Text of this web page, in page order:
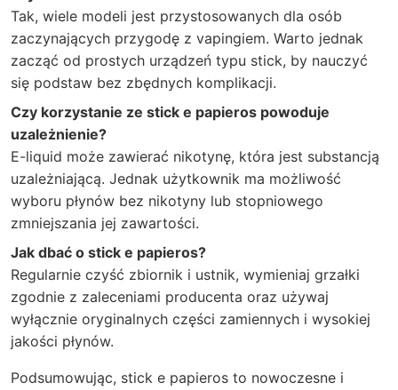
Tak, wiele modeli jest przystosowanych dla osób
zaczynających przygodę z vapingiem. Warto jednak
zacząć od prostych urządzeń typu stick, by nauczyć
się podstaw bez zbędnych komplikacji.
Czy korzystanie ze stick e papieros powoduje
uzależnienie?
E-liquid może zawierać nikotynę, która jest substancją
uzależniającą. Jednak użytkownik ma możliwość
wyboru płynów bez nikotyny lub stopniowego
zmniejszania jej zawartości.
Jak dbać o stick e papieros?
Regularnie czyść zbiornik i ustnik, wymieniaj grzałki
zgodnie z zaleceniami producenta oraz używaj
wyłącznie oryginalnych części zamiennych i wysokiej
jakości płynów.
Podsumowując, stick e papieros to nowoczesne i